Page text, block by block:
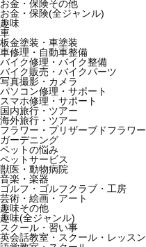
お金・保険その他
お金・保険(全ジャンル)
趣味
車
板金塗装・車塗装
車修理・自動車整備
バイク修理・バイク整備
バイク販売・バイクパーツ
写真撮影・カメラ
パソコン修理・サポート
スマホ修理・サポート
国内旅行・ツアー
海外旅行・ツアー
フラワー・プリザーブドフラワー
ガーデニング
ペットの悩み
ペットサービス
獣医・動物病院
音楽・楽器
ゴルフ・ゴルフクラブ・工房
芸術・絵画・アート
趣味その他
趣味(全ジャンル)
スクール・習い事
英会話教室・スクール・レッスン